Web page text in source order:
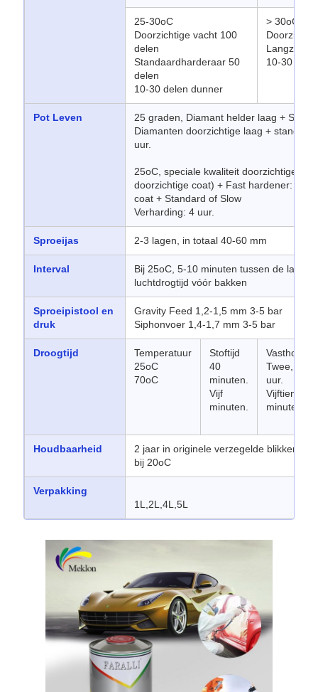
25-30oC
Doorzichtige vacht 100
delen
Standaardharderaar 50
delen
10-30 delen dunner
> 30oC
Langzaam
10-30
Pot Leven
25 graden, Diamant helder laag +
Diamanten doorzichtige laag +
uur.
25oC, speciale kwaliteit doorzichtige
doorzichtige coat) + Fast hardener: 2
coat + Standard of Slow
Verharding: 4 uur.
Sproeijas 2-3 lagen, in totaal 40-60 mm
Interval
Bij 25oC, 5-10 minuten tussen de
luchtdrogtijd vóór bakken
Sproeipistool en
druk
Gravity Feed 1,2-1,5 mm 3-5 bar
Siphonvoer 1,4-1,7 mm 3-5 bar
Droogtijd
Temperatuur
25oC
70oC
Stoftijd
40
minuten.
Vijf
minuten.
Twee, drie
uur.
Vijftien
minuten.
Houdbaarheid
2 jaar in originele verzegelde blikken op
bij 20oC
Verpakking
1L,2L,4L,5L